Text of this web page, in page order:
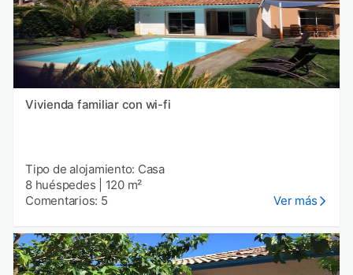
Vivienda familiar con wi-fi
Tipo de alojamiento: Casa
8 huéspedes
120 m²
Comentarios: 5
Ver más